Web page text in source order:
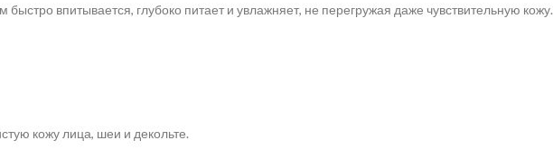
впитывается, глубоко питает и увлажняет, не перегружая даже чувствительную кожу.
кожу лица, шеи и декольте.